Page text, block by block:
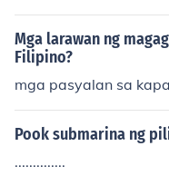
Mga larawan ng
Filipino?
mga pasyalan sa
Pook submarina ng
..............